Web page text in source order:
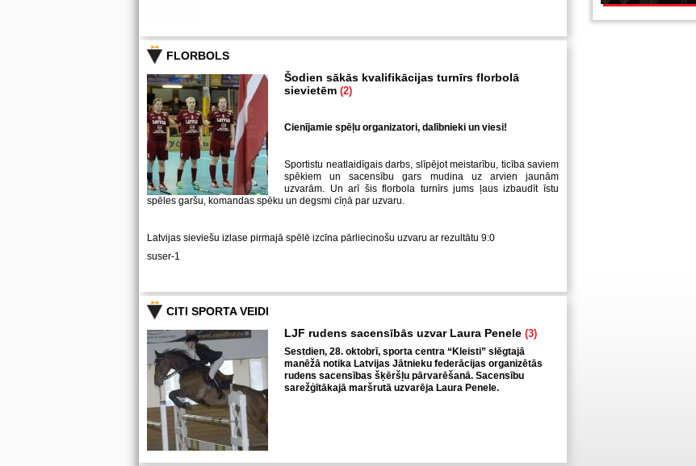
FLORBOLS
Šodien sākās kvalifikācijas turnīrs florbolā
sievietēm (2)
Cienījamie spēļu organizatori, dalībnieki un viesi!
Sportistu neatlaidīgais darbs, slīpējot meistarību, ticība saviem
spēkiem un sacensību gars mudina uz arvien jaunām
uzvarām. Un arī šis florbola turnīrs jums ļaus izbaudīt īstu
spēles garšu, komandas spēku un degsmi cīņā par uzvaru.
Latvijas sieviešu izlase pirmajā spēlē izcīna pārliecinošu uzvaru ar rezultātu 9:0
suser-1
CITI SPORTA VEIDI
LJF rudens sacensībās uzvar Laura Penele (3)
Sestdien, 28. oktobrī, sporta centra “Kleisti” slēgtajā
manēžā notika Latvijas Jātnieku federācijas organizētās
rudens sacensības šķēršļu pārvarēšanā. Sacensību
sarežģītākajā maršrutā uzvarēja Laura Penele.